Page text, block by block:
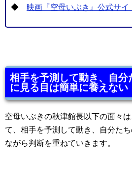
◆ 映画『空母いぶき』公式サイ
相手を予測して動き、自分
に見る目は簡単に養えない
空母いぶきの秋津館長以下の面々
て、相手を予測して動き、自分た
ながら判断を重ねていきます。